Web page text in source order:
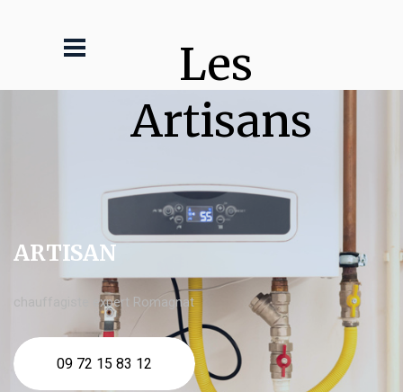
Les
Artisans
ARTISAN
chauffagiste expert Romagnat
09 72 15 83 12